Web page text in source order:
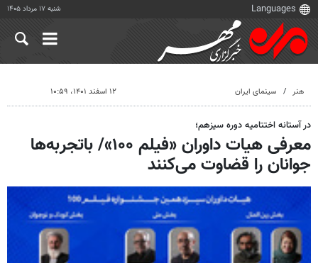
شنبه ۱۷ مرداد ۱۴۰۵
هنر سینمای ایران ۱۲ اسفند ۱۴۰۱، ۱۰:۵۹
در آستانه اختتامیه دوره سیزهم؛
معرفی هیات داوران «فیلم ۱۰۰»/ باتجربه‌ها
جوانان را قضاوت می‌کنند